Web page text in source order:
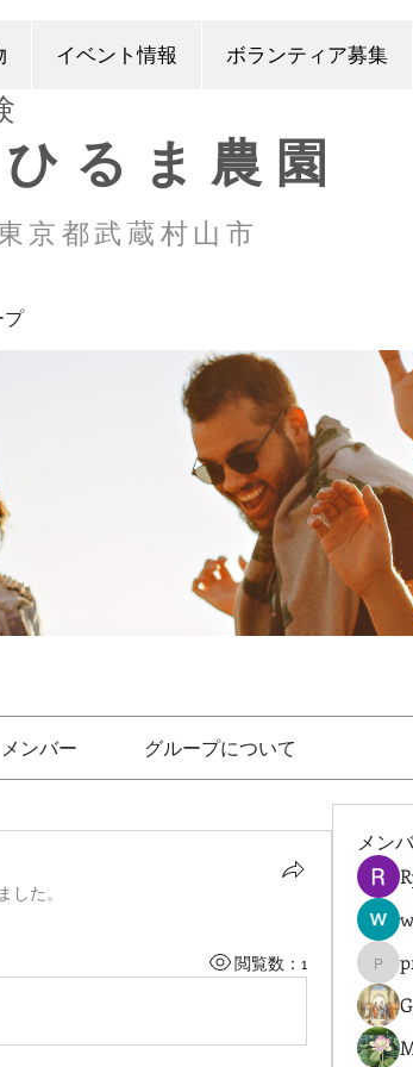
イベント情報 ボランティア募集
るま農園
京都武蔵村山市
プ
メンバー グループについて
した。
閲覧数：1
メン